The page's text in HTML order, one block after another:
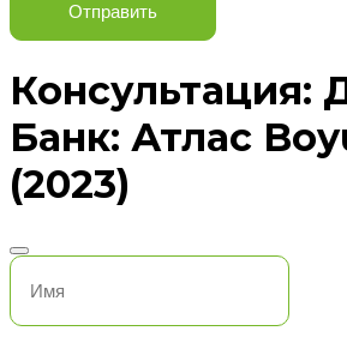
Отправить
Консультация:
Банк: Атлас
(2023)